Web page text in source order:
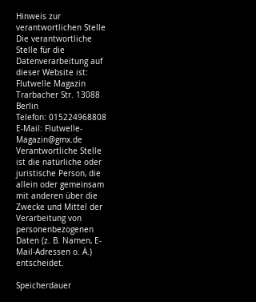
Hinweis zur
verantwortlichen Stelle
Die verantwortliche
Stelle für die
Datenverarbeitung auf
dieser Website ist:
Flutwelle Magazin
Trarbacher Str. 13088
Berlin
Telefon: 015224968808
E-Mail: Flutwelle-
Magazin@gmx.de
Verantwortliche Stelle
ist die natürliche oder
juristische Person, die
allein oder gemeinsam
mit anderen über die
Zwecke und Mittel der
Verarbeitung von
personenbezogenen
Daten (z. B. Namen, E-
Mail-Adressen o. Ä.)
entscheidet.
Speicherdauer